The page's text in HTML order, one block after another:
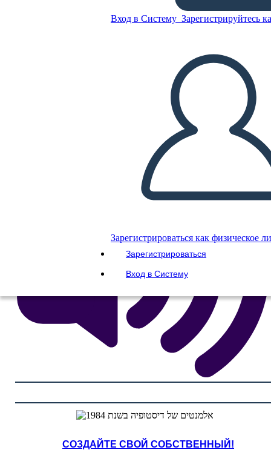
Вход в Систему Зарегистрируйтесь
Зарегистрироваться как физическое
Зарегистрироваться
Вход в Систему
1984
Скопируйте эту раскадровку
СОЗДАТЬ РАСКАДРОВКУ
ВОСПРОИЗВЕСТИ СЛАЙД-ШОУ
ПОЧИТАЙ МНЕ
СОЗДАЙТЕ СВОЙ СОБСТВЕННЫЙ!